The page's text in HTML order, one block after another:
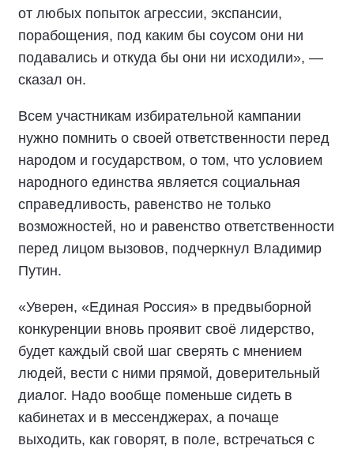
от любых попыток агрессии, экспансии,
порабощения, под каким бы соусом они ни
подавались и откуда бы они ни исходили», —
сказал он.
Всем участникам избирательной кампании
нужно помнить о своей ответственности перед
народом и государством, о том, что условием
народного единства является социальная
справедливость, равенство не только
возможностей, но и равенство ответственности
перед лицом вызовов, подчеркнул Владимир
Путин.
«Уверен, «Единая Россия» в предвыборной
конкуренции вновь проявит своё лидерство,
будет каждый свой шаг сверять с мнением
людей, вести с ними прямой, доверительный
диалог. Надо вообще поменьше сидеть в
кабинетах и в мессенджерах, а почаще
выходить, как говорят, в поле, встречаться с